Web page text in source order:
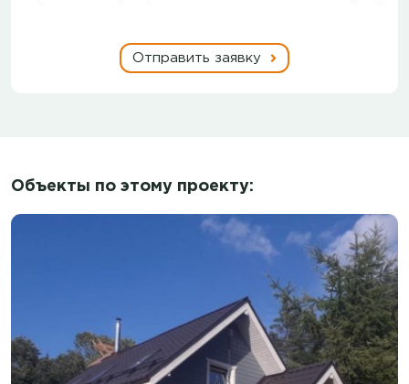
Отправить заявку
Объекты по этому проекту: